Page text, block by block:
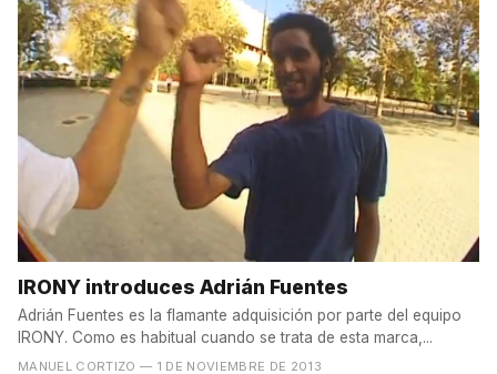
IRONY introduces Adrián Fuentes
Adrián Fuentes es la flamante adquisición por parte del equipo
IRONY. Como es habitual cuando se trata de esta marca,...
MANUEL CORTIZO — 1 DE NOVIEMBRE DE 2013